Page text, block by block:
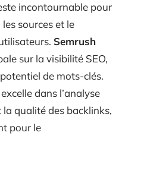
incontournable pour
sources et le
Semrush
sur la visibilité SEO,
de mots-clés.
excelle dans l’analyse
qualité des backlinks,
pour le